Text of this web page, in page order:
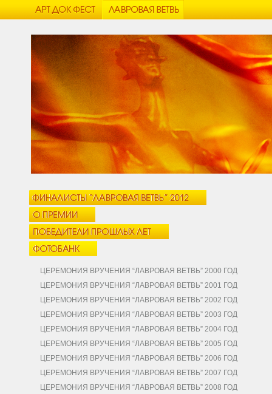
ЦЕРЕМОНИЯ ВРУЧЕНИЯ “ЛАВРОВАЯ ВЕТВЬ” 2000 ГОД
ЦЕРЕМОНИЯ ВРУЧЕНИЯ “ЛАВРОВАЯ ВЕТВЬ” 2001 ГОД
ЦЕРЕМОНИЯ ВРУЧЕНИЯ “ЛАВРОВАЯ ВЕТВЬ” 2002 ГОД
ЦЕРЕМОНИЯ ВРУЧЕНИЯ “ЛАВРОВАЯ ВЕТВЬ” 2003 ГОД
ЦЕРЕМОНИЯ ВРУЧЕНИЯ “ЛАВРОВАЯ ВЕТВЬ” 2004 ГОД
ЦЕРЕМОНИЯ ВРУЧЕНИЯ “ЛАВРОВАЯ ВЕТВЬ” 2005 ГОД
ЦЕРЕМОНИЯ ВРУЧЕНИЯ “ЛАВРОВАЯ ВЕТВЬ” 2006 ГОД
ЦЕРЕМОНИЯ ВРУЧЕНИЯ “ЛАВРОВАЯ ВЕТВЬ” 2007 ГОД
ЦЕРЕМОНИЯ ВРУЧЕНИЯ “ЛАВРОВАЯ ВЕТВЬ” 2008 ГОД